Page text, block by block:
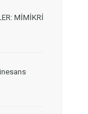
MİMİKRİ